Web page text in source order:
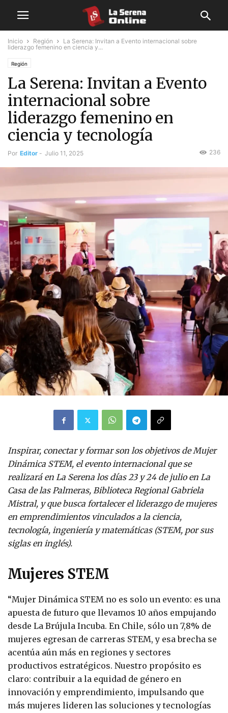
Inicio Región
La Serena: Invitan a Evento internacional sobre
liderazgo femenino en ciencia y...
Región
La Serena: Invitan a Evento
internacional sobre
liderazgo femenino en
ciencia y tecnología
Por Editor - Julio 11, 2025 236
Inspirar, conectar y formar son los objetivos de Mujer
Dinámica STEM, el evento internacional que se
realizará en La Serena los días 23 y 24 de julio en La
Casa de las Palmeras, Biblioteca Regional Gabriela
Mistral, y que busca fortalecer el liderazgo de mujeres
en emprendimientos vinculados a la ciencia,
tecnología, ingeniería y matemáticas (STEM, por sus
siglas en inglés).
Mujeres STEM
“Mujer Dinámica STEM no es solo un evento: es una
apuesta de futuro que llevamos 10 años empujando
desde La Brújula Incuba. En Chile, sólo un 7,8% de
mujeres egresan de carreras STEM, y esa brecha se
acentúa aún más en regiones y sectores
productivos estratégicos. Nuestro propósito es
claro: contribuir a la equidad de género en
innovación y emprendimiento, impulsando que
más mujeres lideren las soluciones y tecnologías